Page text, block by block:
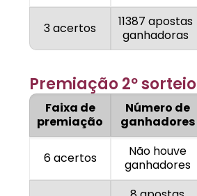
3 acertos
11387 apostas
ganhadoras
Premiação 2º sorteio
Faixa de
premiação
Número de
ganhadores
6 acertos
Não houve
ganhadores